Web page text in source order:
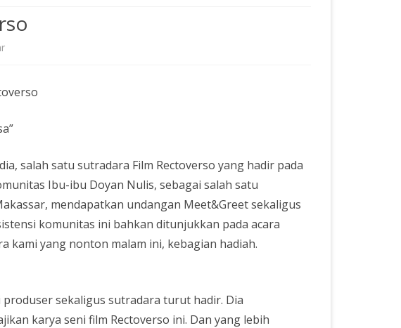
pada
dalam
salah satu sutradara Film Rectoverso yang hadir pada
Ibu-ibu Doyan Nulis, sebagai salah satu
mendapatkan undangan Meet&Greet sekaligus
komunitas ini bahkan ditunjukkan pada acara
kami yang nonton malam ini, kebagian hadiah.
produser sekaligus sutradara turut hadir. Dia
karya seni film Rectoverso ini. Dan yang lebih